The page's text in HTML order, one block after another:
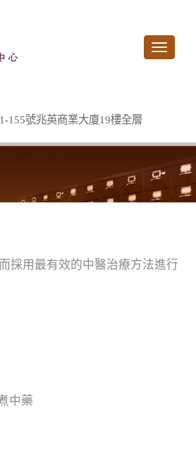
Toggle
155號兆英商業大廈19樓全層
採用最有效的中醫治療方法進行
中藥